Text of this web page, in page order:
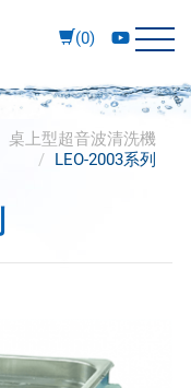
(0)
桌上型超音波清洗機
LEO-2003系列